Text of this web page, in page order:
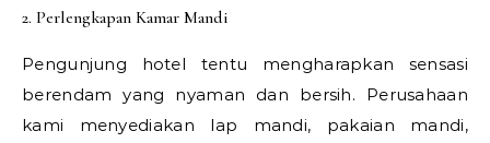
2. Perlengkapan Kamar Mandi
Pengunjung hotel tentu mengharapkan sensasi
berendam yang nyaman dan bersih. Perusahaan
kami menyediakan lap mandi, pakaian mandi,